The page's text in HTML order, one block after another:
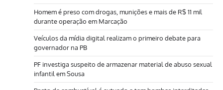
Homem é preso com drogas, munições e mais de R$ 11 mil
durante operação em Marcação
Veículos da mídia digital realizam o primeiro debate para
governador na PB
PF investiga suspeito de armazenar material de abuso sexual
infantil em Sousa